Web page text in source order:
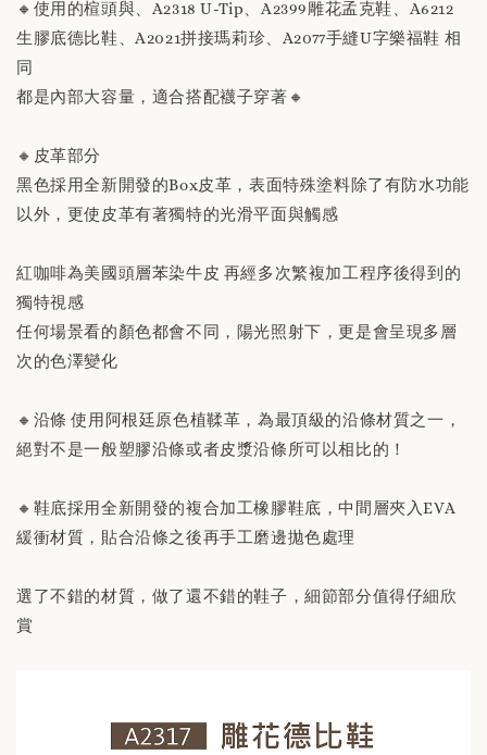
替換用真皮鞋墊 「購買前請務必閱讀商品敘述
說明」
NT$ 190
加入購物車
🔸使用的楦頭與、A2318 U-Tip、A2399雕花孟克鞋、A6212
生膠底德比鞋、A2021拼接瑪莉珍、A2077手縫U字樂福鞋 相
同
都是內部大容量，適合搭配襪子穿著🔸
🔸皮革部分
黑色採用全新開發的Box皮革，表面特殊塗料除了有防水功能
以外，更使皮革有著獨特的光滑平面與觸感
紅咖啡為美國頭層苯染牛皮 再經多次繁複加工程序後得到的
獨特視感
任何場景看的顏色都會不同，陽光照射下，更是會呈現多層
次的色澤變化
🔸沿條 使用阿根廷原色植鞣革，為最頂級的沿條材質之一，
絕對不是一般塑膠沿條或者皮漿沿條所可以相比的！
🔸鞋底採用全新開發的複合加工橡膠鞋底，中間層夾入EVA
緩衝材質，貼合沿條之後再手工磨邊拋色處理
選了不錯的材質，做了還不錯的鞋子，細節部分值得仔細欣
賞